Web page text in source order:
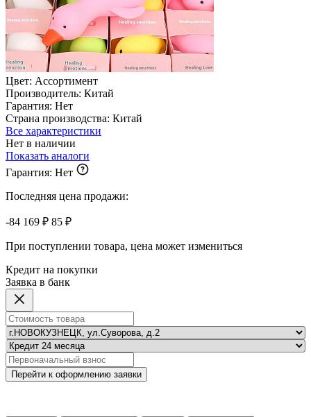
Цвет: Ассортимент
Производитель: Китай
Гарантия: Нет
Страна производства: Китай
Все характеристики
Нет в наличии
Показать аналоги
Гарантия: Нет
Последняя цена продажи:
-84 169 ₽ 85 ₽
При поступлении товара, цена может измениться
Кредит на покупки
Заявка в банк
Перейти к оформлению заявки